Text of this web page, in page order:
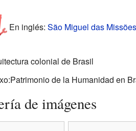
En inglés: São Miguel das
colonial de Brasil
de la Humanidad en
de imágenes